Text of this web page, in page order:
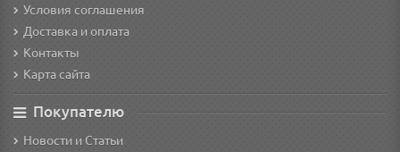
Условия соглашения
Доставка и оплата
Контакты
Карта сайта
Покупателю
Новости и Статьи